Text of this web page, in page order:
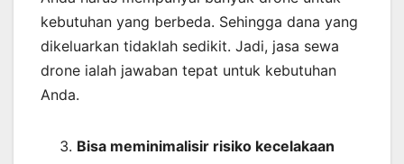
kebutuhan yang berbeda. Sehingga dana yang
dikeluarkan tidaklah sedikit. Jadi, jasa sewa
drone ialah jawaban tepat untuk kebutuhan
Anda.
Bisa meminimalisir risiko kecelakaan